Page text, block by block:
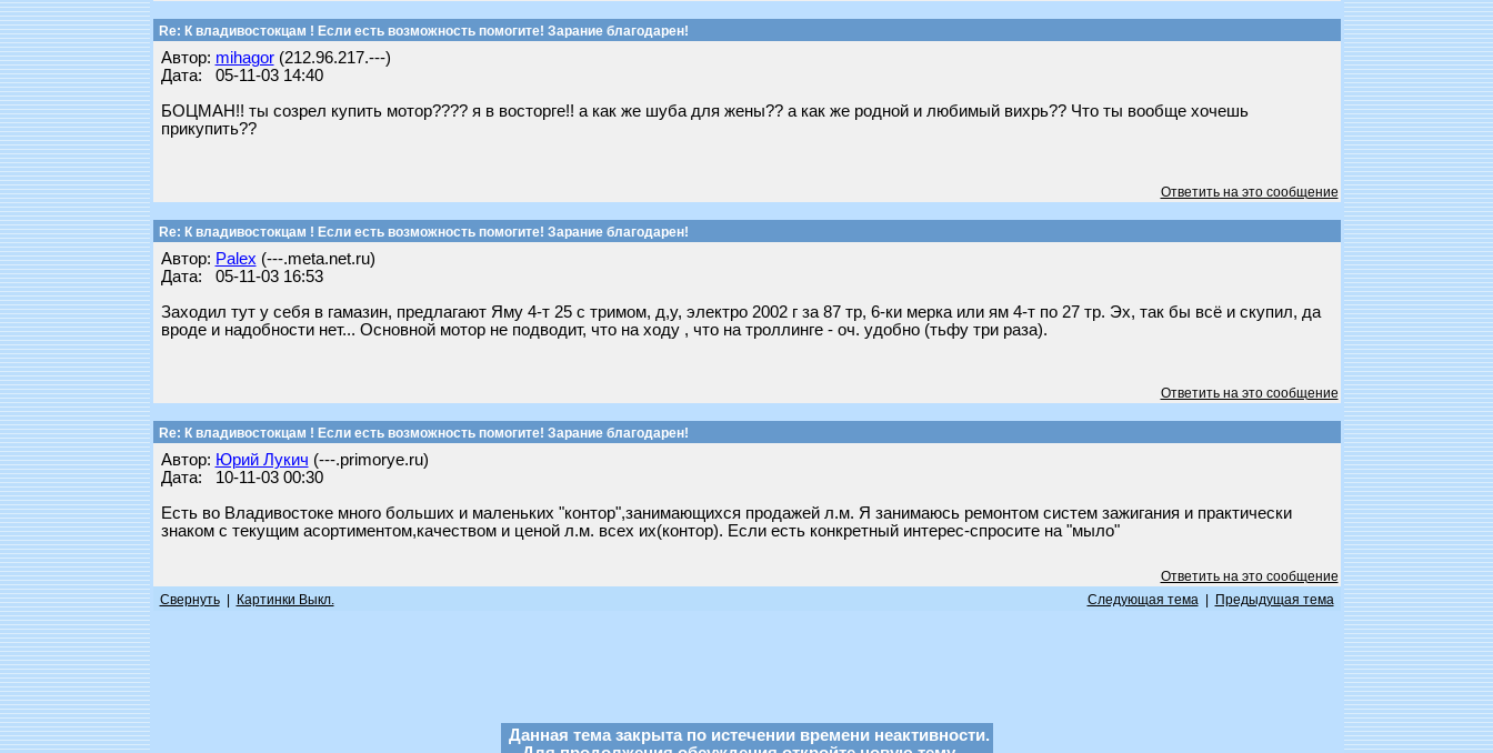
Re: К владивостокцам ! Если есть возможность помогите! Зарание благодарен!
Автор: mihagor(212.96.217.---)
Дата: 05-11-03 14:40
БОЦМАН!! ты созрел купить мотор???? я в восторге!! а как же шуба для жены?? а как же родной и любимый вихрь?? Что ты вообще хочешь
прикупить??
Ответить на это сообщение
Re: К владивостокцам ! Если есть возможность помогите! Зарание благодарен!
Автор: Palex (---.meta.net.ru)
Дата: 05-11-03 16:53
Заходил тут у себя в гамазин, предлагают Яму 4-т 25 с тримом, д,у, электро 2002 г за 87 тр, 6-ки мерка или ям 4-т по 27 тр. Эх, так бы всё и скупил, да
вроде и надобности нет... Основной мотор не подводит, что на ходу , что на троллинге - оч. удобно (тьфу три раза).
Ответить на это сообщение
Re: К владивостокцам ! Если есть возможность помогите! Зарание благодарен!
Автор: Юрий Лукич (---.primorye.ru)
Дата: 10-11-03 00:30
Есть во Владивостоке много больших и маленьких "контор",занимающихся продажей л.м. Я занимаюсь ремонтом систем зажигания и практически
знаком с текущим асортиментом,качеством и ценой л.м. всех их(контор). Если есть конкретный интерес-спросите на "мыло"
Ответить на это сообщение
Свернуть| Картинки Выкл. Следующая тема| Предыдущая тема
Данная тема закрыта по истечении времени неактивности.